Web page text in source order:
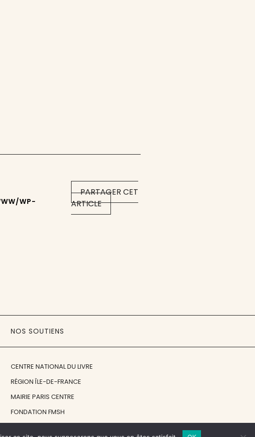
PARTAGER CET
ARTICLE
WP-
NOS SOUTIENS
CENTRE NATIONAL DU LIVRE
RÉGION ÎLE-DE-FRANCE
MAIRIE PARIS CENTRE
FONDATION FMSH